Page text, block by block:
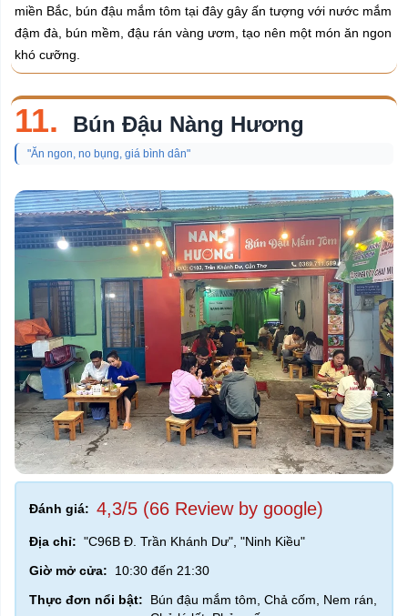
miền Bắc, bún đậu mắm tôm tại đây gây ấn tượng với nước mắm
đậm đà, bún mềm, đậu rán vàng ươm, tạo nên một món ăn ngon
khó cưỡng.
11. Bún Đậu Nàng Hương
"Ăn ngon, no bụng, giá bình dân"
Đánh giá: 4,3/5 (66 Review by google)
Địa chỉ: "C96B Đ. Trần Khánh Dư", "Ninh Kiều"
Giờ mở cửa:
10:30 đến 21:30
Thực đơn nổi bật:
Bún đậu mắm tôm, Chả cốm, Nem rán,